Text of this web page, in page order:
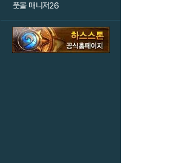
풋볼 매니저26